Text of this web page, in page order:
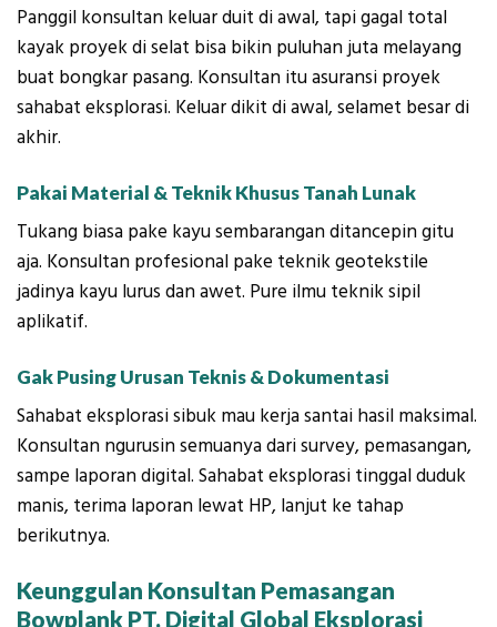
Panggil konsultan keluar duit di awal, tapi gagal total
kayak proyek di selat bisa bikin puluhan juta melayang
buat bongkar pasang. Konsultan itu asuransi proyek
sahabat eksplorasi. Keluar dikit di awal, selamet besar di
akhir.
Pakai Material & Teknik Khusus Tanah Lunak
Tukang biasa pake kayu sembarangan ditancepin gitu
aja. Konsultan profesional pake teknik geotekstile
jadinya kayu lurus dan awet. Pure ilmu teknik sipil
aplikatif.
Gak Pusing Urusan Teknis & Dokumentasi
Sahabat eksplorasi sibuk mau kerja santai hasil maksimal.
Konsultan ngurusin semuanya dari survey, pemasangan,
sampe laporan digital. Sahabat eksplorasi tinggal duduk
manis, terima laporan lewat HP, lanjut ke tahap
berikutnya.
Keunggulan Konsultan Pemasangan
Bowplank PT. Digital Global Eksplorasi